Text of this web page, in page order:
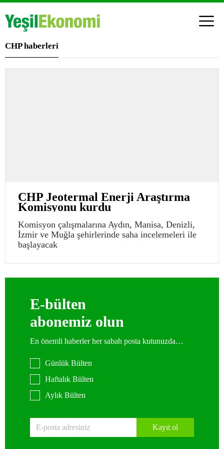
CHP haberleri
CHP Jeotermal Enerji Araştırma
Komisyonu kurdu
Komisyon çalışmalarına Aydın, Manisa, Denizli,
İzmir ve Muğla şehirlerinde saha incelemeleri ile
başlayacak
E-bülten
abonemiz olun
En önemli haberler her sabah posta kutunuzda…
Günlük Bülten
Haftalık Bülten
Aylık Bülten
Kayıt ol